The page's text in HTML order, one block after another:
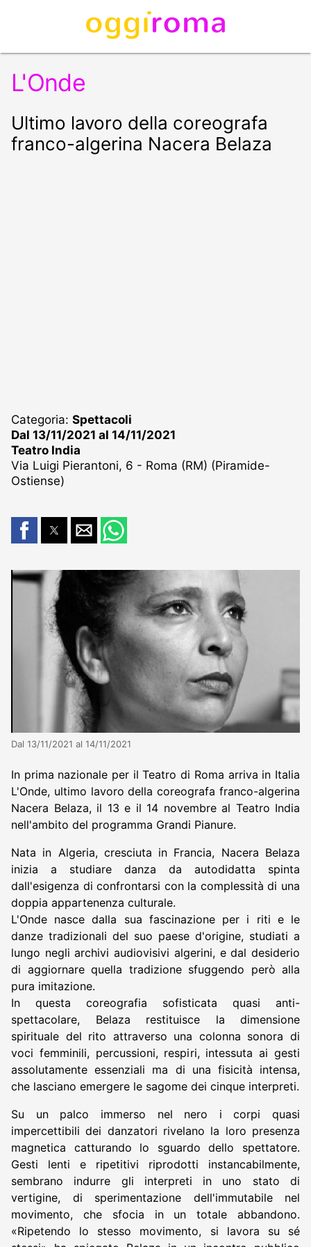
L'Onde
Ultimo lavoro della coreografa
franco-algerina Nacera Belaza
Categoria: Spettacoli
Dal 13/11/2021 al 14/11/2021
Teatro India
Via Luigi Pierantoni, 6 - Roma (RM) (Piramide-
Ostiense)
Dal 13/11/2021 al 14/11/2021
In prima nazionale per il Teatro di Roma arriva in Italia
L'Onde, ultimo lavoro della coreografa franco-algerina
Nacera Belaza, il 13 e il 14 novembre al Teatro India
nell'ambito del programma Grandi Pianure.
Nata in Algeria, cresciuta in Francia, Nacera Belaza
inizia a studiare danza da autodidatta spinta
dall'esigenza di confrontarsi con la complessità di una
doppia appartenenza culturale.
L'Onde nasce dalla sua fascinazione per i riti e le
danze tradizionali del suo paese d'origine, studiati a
lungo negli archivi audiovisivi algerini, e dal desiderio
di aggiornare quella tradizione sfuggendo però alla
pura imitazione.
In questa coreografia sofisticata quasi anti-
spettacolare, Belaza restituisce la dimensione
spirituale del rito attraverso una colonna sonora di
voci femminili, percussioni, respiri, intessuta ai gesti
assolutamente essenziali ma di una fisicità intensa,
che lasciano emergere le sagome dei cinque interpreti.
Su un palco immerso nel nero i corpi quasi
impercettibili dei danzatori rivelano la loro presenza
magnetica catturando lo sguardo dello spettatore.
Gesti lenti e ripetitivi riprodotti instancabilmente,
sembrano indurre gli interpreti in uno stato di
vertigine, di sperimentazione dell'immutabile nel
movimento, che sfocia in un totale abbandono.
«Ripetendo lo stesso movimento, si lavora su sé